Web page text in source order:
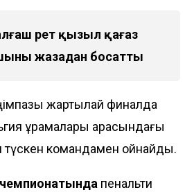
рет қызыл қағаз
жазадан босатты
жартылай финалда
құрамалары арасындағы
командамен ойнайды.
чемпионатында пенальти